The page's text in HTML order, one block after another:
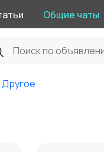
Общие чаты
Другое